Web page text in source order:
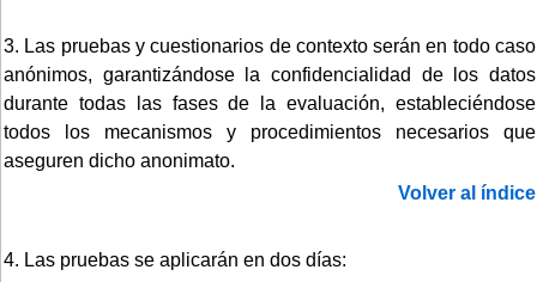
3. Las pruebas y cuestionarios de contexto serán en todo caso
anónimos, garantizándose la confidencialidad de los datos
durante todas las fases de la evaluación, estableciéndose
todos los mecanismos y procedimientos necesarios que
aseguren dicho anonimato.
Volver al índice
4. Las pruebas se aplicarán en dos días: